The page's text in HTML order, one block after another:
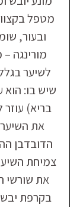
מטפל
ובעור,
מורינגה
לשיער
שיש בו: הוא
בריא) עוזר
את
הדובדבן
צמיחת
את שורשי
בקרפת